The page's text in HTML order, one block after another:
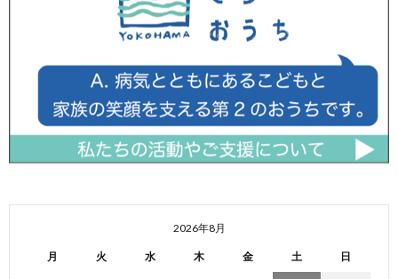
2026年8月
月 火 水 木 金 土 日